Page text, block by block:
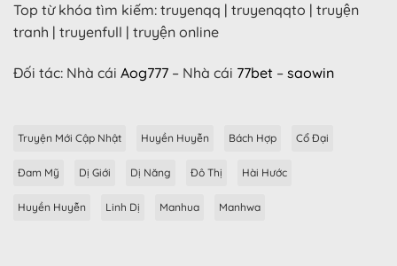
Top từ khóa tìm kiếm: truyenqq | truyenqqto | truyện
tranh | truyenfull | truyện online
Đối tác: Nhà cái Aog777 – Nhà cái 77bet – saowin
Truyện Mới Cập Nhật Huyền Huyễn Bách Hợp Cổ Đại
Đam Mỹ Dị Giới Dị Năng Đô Thị Hài Hước
Huyền Huyễn Linh Dị Manhua Manhwa